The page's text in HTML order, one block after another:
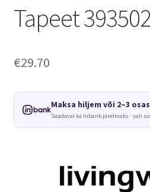
Tapeet 393502
€29.70
Maksa hiljem või 2–3
Saadaval ka Inbank järelmaks · vali